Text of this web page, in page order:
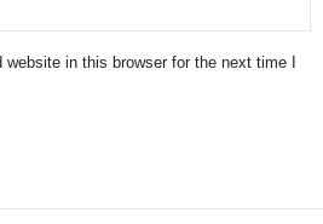
in this browser for the next time I